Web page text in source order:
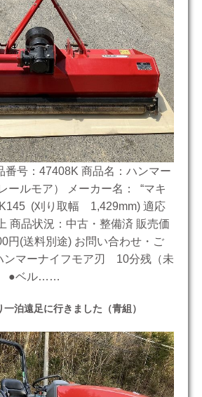
番号：47408K 商品名：ハンマー
ールモア） メーカー名： “マキ
(刈り取幅 1,429mm) 適応
商品状況：中古・整備済 販売価
円(送料別途) お問い合わせ・ご
ンマーナイフモア刃 10分残（未
●ベル……
泊遠足に行きました（青組）